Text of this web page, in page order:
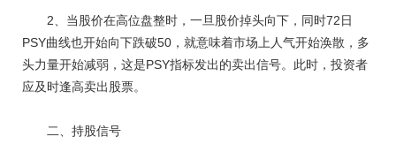
2、当股价在高位盘整时，一旦股价掉头向下，同时72日
PSY曲线也开始向下跌破50，就意味着市场上人气开始涣散，多
头力量开始减弱，这是PSY指标发出的卖出信号。此时，投资者
应及时逢高卖出股票。
二、持股信号